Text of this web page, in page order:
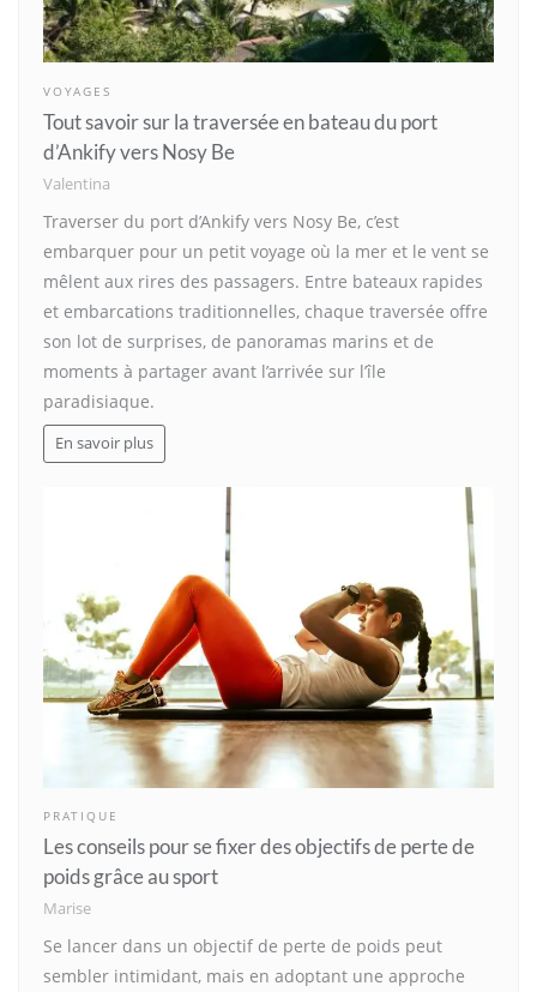
VOYAGES
Tout savoir sur la traversée en bateau du port
d’Ankify vers Nosy Be
Valentina
Traverser du port d’Ankify vers Nosy Be, c’est
embarquer pour un petit voyage où la mer et le vent se
mêlent aux rires des passagers. Entre bateaux rapides
et embarcations traditionnelles, chaque traversée offre
son lot de surprises, de panoramas marins et de
moments à partager avant l’arrivée sur l’île
paradisiaque.
En savoir plus
PRATIQUE
Les conseils pour se fixer des objectifs de perte de
poids grâce au sport
Marise
Se lancer dans un objectif de perte de poids peut
sembler intimidant, mais en adoptant une approche